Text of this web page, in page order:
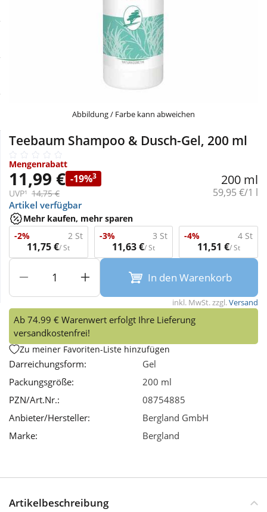
Täglich gut versorgt
Nahrungsergänzung
Natur & Homöopathie
Sanitätshaus
Sport & Fitness
Tierbedarf
Wellness
Abbildung / Farbe kann abweichen
Teebaum Shampoo & Dusch-Gel, 200 ml
Mengenrabatt
11,99 € -19%3
UVP¹ 14,75 €
200 ml
Grundpreis:
59,95 €/1 l
Artikel verfügbar
Mehr kaufen, mehr sparen
-2%
2 St
11,75 €/ St
-3% 3 St
11,63 €/ St
-4% 4 St
11,51 €/ St
In den Warenkorb
inkl. MwSt. zzgl.Versand
Ab 74.99 € Warenwert erfolgt Ihre Lieferung
versandkostenfrei!
Zu meiner Favoriten-Liste hinzufügen
Darreichungsform:
Gel
Packungsgröße:
200 ml
PZN/Art.Nr.:
08754885
Anbieter/Hersteller:
Bergland GmbH
Marke:
Bergland
Artikelbeschreibung